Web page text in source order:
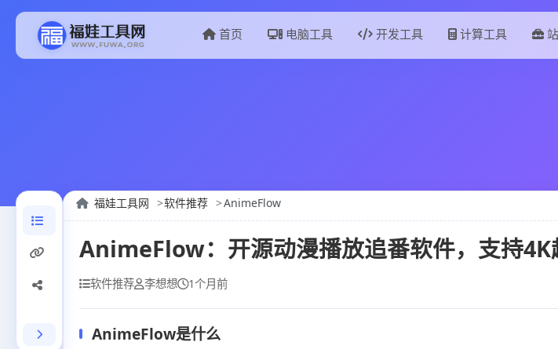
首页 电脑工具 开发工具 计算工具
福娃工具网 软件推荐 AnimeFlow
AnimeFlow：开源动漫播放追番软件，支持4K
软件推荐 李想想 1个月前
AnimeFlow是什么